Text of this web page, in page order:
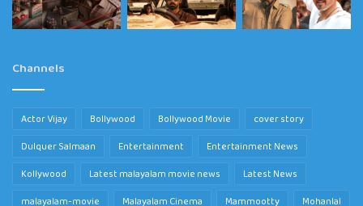
Channels
Actor Vijay Bollywood Bollywood Movie
cover story
Dulquer Salmaan
Entertainment
Entertainment News
Kollywood
Latest malayalam movie news
Latest News
malayalam-movie
Malayalam Cinema Mammootty Mohanlal